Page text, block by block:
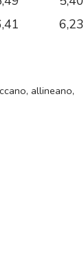
6,23
allineano,